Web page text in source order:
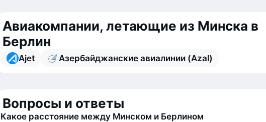
Авиакомпании, летающие из Минска в
Берлин
Ajet Азербайджанские авиалинии (Azal)
Вопросы и ответы
Какое расстояние между Минском и Берлином